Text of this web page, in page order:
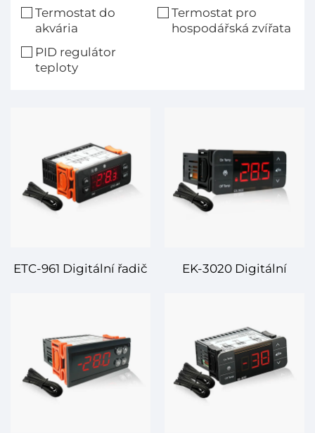
Termostat do
akvária
Termostat pro
hospodářská zvířata
PID regulátor
teploty
ETC-961 Digitální řadič
aplikace
EK-3020 Digitální
správa teploty